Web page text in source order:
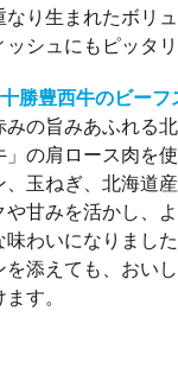
なり生まれたボリ
ッシュにもピッタリ
勝豊西牛のビーフ
みの旨みあふれる
」の肩ロース肉を
、玉ねぎ、北海道
や甘みを活かし、
味わいになりまし
を添えても、おい
ます。